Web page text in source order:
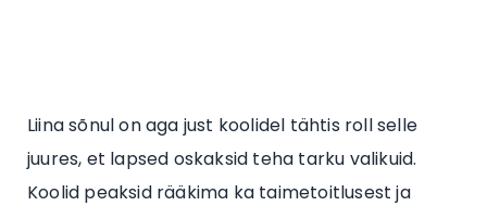
Liina sõnul on aga just koolidel tähtis roll selle
juures, et lapsed oskaksid teha tarku valikuid.
Koolid peaksid rääkima ka taimetoitlusest ja